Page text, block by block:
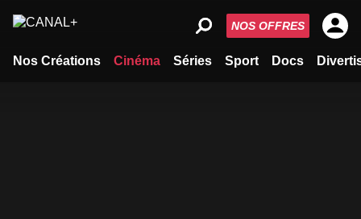
Nos Créations Cinéma Séries Sport Docs
NOS OFFRES